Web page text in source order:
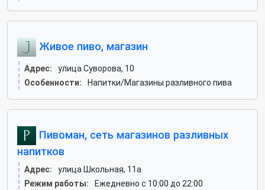
Живое пиво, магазин
Адрес:
улица Суворова, 10
Особенности:
Напитки/Магазины разливного пива
Пивоман, сеть магазинов разливных
напитков
Адрес:
улица Школьная, 11а
Режим работы:
Ежедневно с 10:00 до 22:00